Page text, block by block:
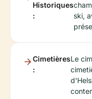
Historiques
:
ski,
Cimetières
:
Le